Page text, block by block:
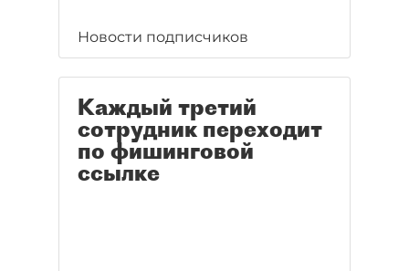
Новости подписчиков
Каждый третий
сотрудник переходит
по фишинговой
ссылке